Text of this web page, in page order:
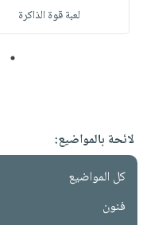
لعبة قوة الذاكرة
1
لائحة بالمواضيع:
كل المواضيع
فنون